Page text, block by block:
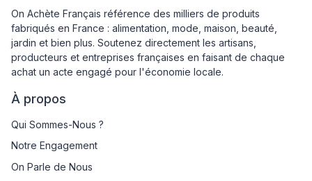
On Achète Français référence des milliers de produits
fabriqués en France : alimentation, mode, maison, beauté,
jardin et bien plus. Soutenez directement les artisans,
producteurs et entreprises françaises en faisant de chaque
achat un acte engagé pour l'économie locale.
À propos
Qui Sommes-Nous ?
Notre Engagement
On Parle de Nous